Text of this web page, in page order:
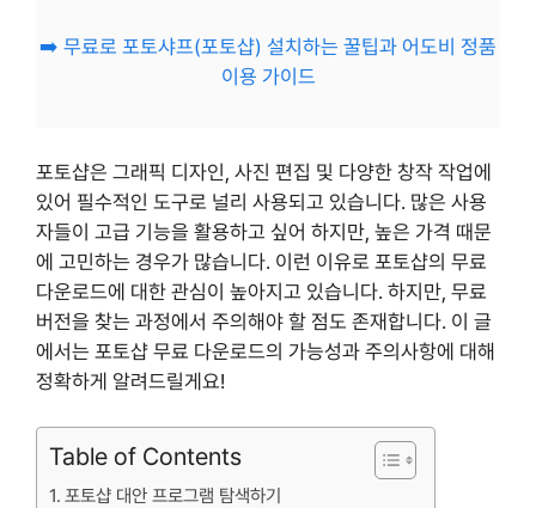
➡️ 무료로 포토샤프(포토샵) 설치하는 꿀팁과 어도비 정품
이용 가이드
포토샵은 그래픽 디자인, 사진 편집 및 다양한 창작 작업에
있어 필수적인 도구로 널리 사용되고 있습니다. 많은 사용
자들이 고급 기능을 활용하고 싶어 하지만, 높은 가격 때문
에 고민하는 경우가 많습니다. 이런 이유로 포토샵의 무료
다운로드에 대한 관심이 높아지고 있습니다. 하지만, 무료
버전을 찾는 과정에서 주의해야 할 점도 존재합니다. 이 글
에서는 포토샵 무료 다운로드의 가능성과 주의사항에 대해
정확하게 알려드릴게요!
Table of Contents
포토샵 대안 프로그램 탐색하기